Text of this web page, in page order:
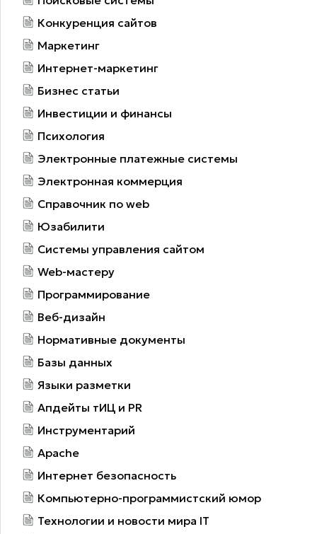
Конкуренция сайтов
Маркетинг
Интернет-маркетинг
Бизнес статьи
Инвестиции и финансы
Психология
Электронные платежные системы
Электронная коммерция
Справочник по web
Юзабилити
Системы управления сайтом
Web-мастеру
Программирование
Веб-дизайн
Нормативные документы
Базы данных
Языки разметки
Апдейты тИЦ и PR
Инструментарий
Apache
Интернет безопасность
Компьютерно-программистский юмор
Технологии и новости мира IT